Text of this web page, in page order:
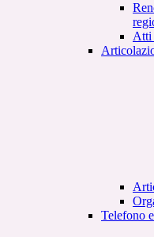
Atti
Telefono